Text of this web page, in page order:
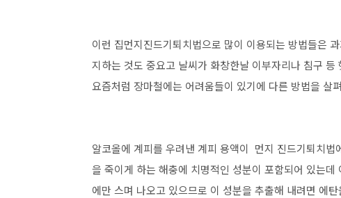
이런 집먼지진드기퇴치법으로 많이 이용되는 방법들은
지하는 것도 중요고 날씨가 화창한날 이부자리나 침구
요즘처럼 장마철에는 어려움들이 있기에 다른 방법을 살
알코올에 계피를 우려낸 계피 용액이 먼지 진드기퇴치
을 죽이게 하는 해충에 치명적인 성분이 포함되어 있는
에만 스며 나오고 있으므로 이 성분을 추출해 내려면 에